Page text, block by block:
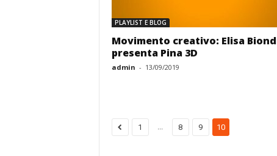
PLAYLIST E BLOG
Movimento creativo: Elisa
presenta Pina 3D
admin - 13/09/2019
1 ... 8 9 10